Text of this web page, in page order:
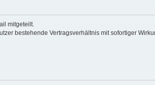
mitgeteilt.
bestehende Vertragsverhältnis mit sofortiger